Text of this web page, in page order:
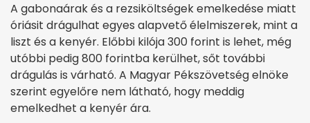
A gabonaárak és a rezsiköltségek emelkedése miatt
óriásit drágulhat egyes alapvető élelmiszerek, mint a
liszt és a kenyér. Előbbi kilója 300 forint is lehet, még
utóbbi pedig 800 forintba kerülhet, sőt további
drágulás is várható. A Magyar Pékszövetség elnöke
szerint egyelőre nem látható, hogy meddig
emelkedhet a kenyér ára.